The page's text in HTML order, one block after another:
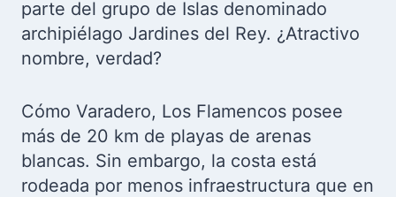
parte del grupo de Islas denominado
archipiélago Jardines del Rey. ¿Atractivo
nombre, verdad?
Cómo Varadero, Los Flamencos posee
más de 20 km de playas de arenas
blancas. Sin embargo, la costa está
rodeada por menos infraestructura que en